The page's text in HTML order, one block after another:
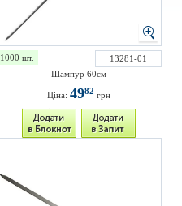
1000 шт.
13281-01
Шампур 60см
Ціна: 4982 грн